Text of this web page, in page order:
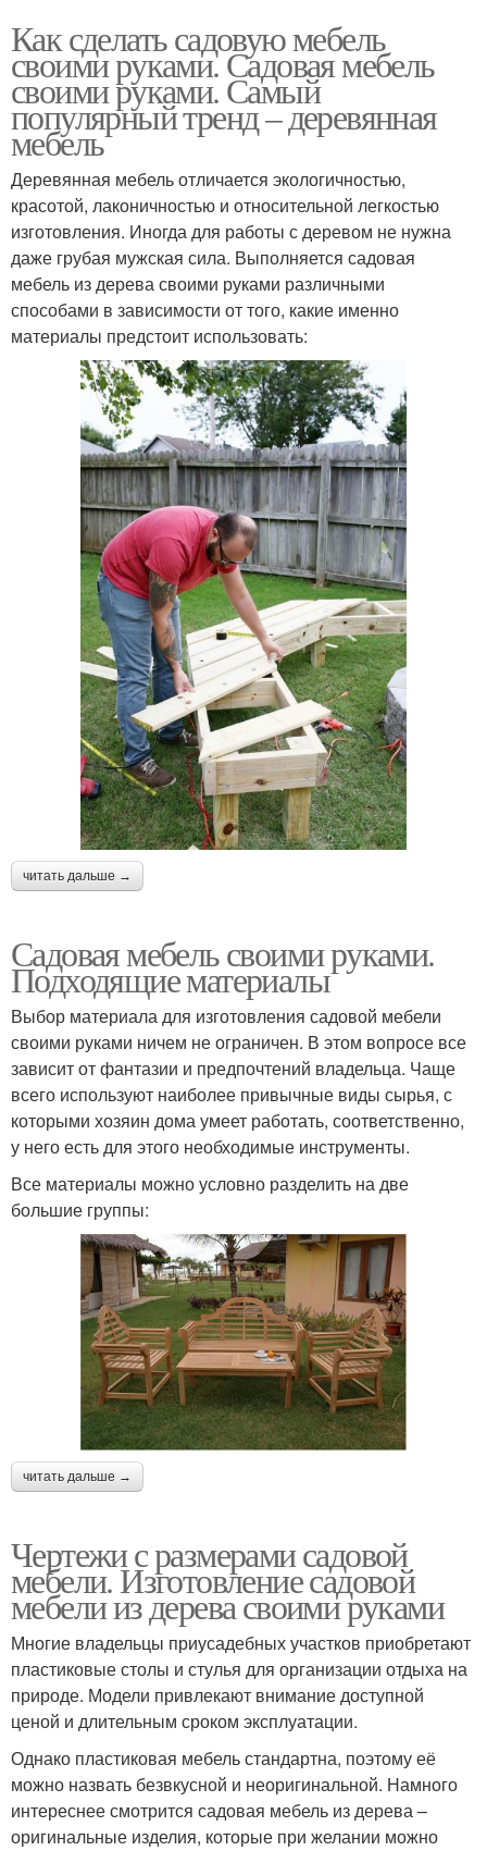
Как сделать садовую мебель
своими руками. Садовая мебель
своими руками. Самый
популярный тренд – деревянная
мебель
Деревянная мебель отличается экологичностью,
красотой, лаконичностью и относительной легкостью
изготовления. Иногда для работы с деревом не нужна
даже грубая мужская сила. Выполняется садовая
мебель из дерева своими руками различными
способами в зависимости от того, какие именно
материалы предстоит использовать:
читать дальше →
Садовая мебель своими руками.
Подходящие материалы
Выбор материала для изготовления садовой мебели
своими руками ничем не ограничен. В этом вопросе все
зависит от фантазии и предпочтений владельца. Чаще
всего используют наиболее привычные виды сырья, с
которыми хозяин дома умеет работать, соответственно,
у него есть для этого необходимые инструменты.
Все материалы можно условно разделить на две
большие группы:
читать дальше →
Чертежи с размерами садовой
мебели. Изготовление садовой
мебели из дерева своими руками
Многие владельцы приусадебных участков приобретают
пластиковые столы и стулья для организации отдыха на
природе. Модели привлекают внимание доступной
ценой и длительным сроком эксплуатации.
Однако пластиковая мебель стандартна, поэтому её
можно назвать безвкусной и неоригинальной. Намного
интереснее смотрится садовая мебель из дерева –
оригинальные изделия, которые при желании можно